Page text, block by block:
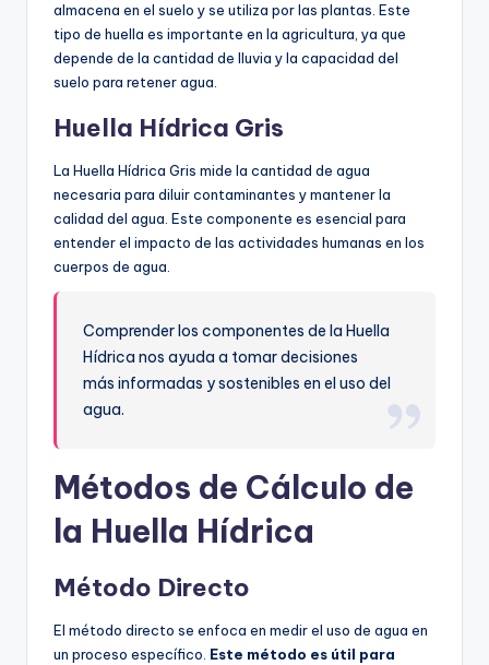
almacena en el suelo y se utiliza por las plantas. Este
tipo de huella es importante en la agricultura, ya que
depende de la cantidad de lluvia y la capacidad del
suelo para retener agua.
Huella Hídrica Gris
La Huella Hídrica Gris mide la cantidad de agua
necesaria para diluir contaminantes y mantener la
calidad del agua. Este componente es esencial para
entender el impacto de las actividades humanas en los
cuerpos de agua.
Comprender los componentes de la Huella
Hídrica nos ayuda a tomar decisiones
más informadas y sostenibles en el uso del
agua.
Métodos de Cálculo de
la Huella Hídrica
Método Directo
El método directo se enfoca en medir el uso de agua en
un proceso específico. Este método es útil para